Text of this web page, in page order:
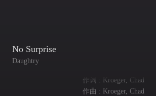
No Surprise
Daughtry
作词 : Kroeger, Chad
作曲 : Kroeger, Chad